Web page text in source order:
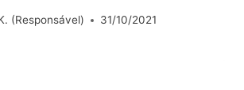
(Responsável) 31/10/2021